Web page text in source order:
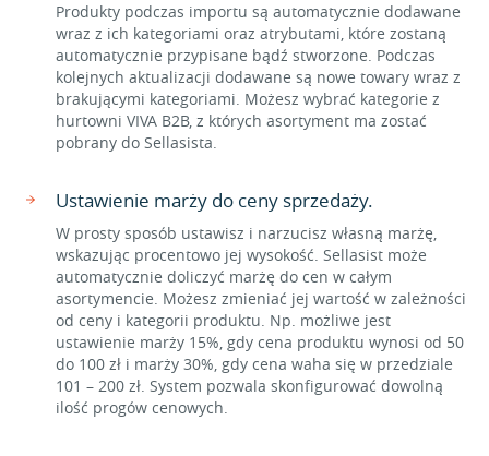
Produkty podczas importu są automatycznie dodawane
wraz z ich kategoriami oraz atrybutami, które zostaną
automatycznie przypisane bądź stworzone. Podczas
kolejnych aktualizacji dodawane są nowe towary wraz z
brakującymi kategoriami. Możesz wybrać kategorie z
hurtowni VIVA B2B, z których asortyment ma zostać
pobrany do Sellasista.
Ustawienie marży do ceny sprzedaży.
W prosty sposób ustawisz i narzucisz własną marżę,
wskazując procentowo jej wysokość. Sellasist może
automatycznie doliczyć marżę do cen w całym
asortymencie. Możesz zmieniać jej wartość w zależności
od ceny i kategorii produktu. Np. możliwe jest
ustawienie marży 15%, gdy cena produktu wynosi od 50
do 100 zł i marży 30%, gdy cena waha się w przedziale
101 – 200 zł. System pozwala skonfigurować dowolną
ilość progów cenowych.